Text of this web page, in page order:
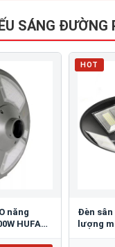
SÁNG ĐƯỜNG
năng
HUFA
HOT
Đèn sân
lượng